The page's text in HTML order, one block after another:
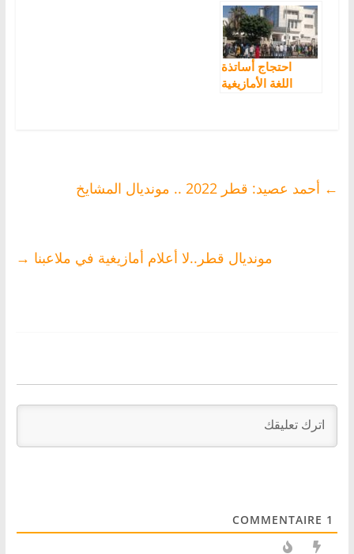
عصيد
احتجاج أساتذة
اللغة الأمازيغية
← أحمد عصيد: قطر 2022 .. مونديال المشايخ
مونديال قطر..لا أعلام أمازيغية في ملاعبنا →
1